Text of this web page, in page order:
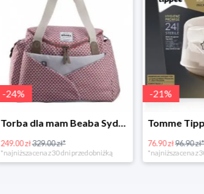
-24%
249.00 zł329.00 zł*
*najniższa cena z 30 dni przed obniżką
-21%
76.90 zł96.90 zł*
*najniższa cena z